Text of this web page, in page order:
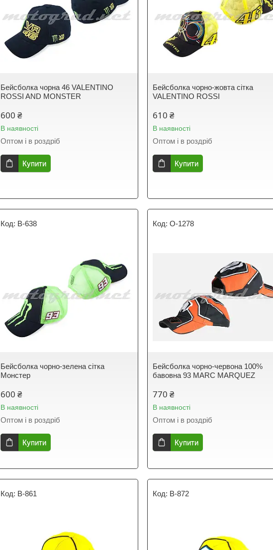
Бейсболка чорна 46 VALENTINO
ROSSI AND MONSTER
600 ₴
В наявності
Оптом і в роздріб
Купити
Бейсболка чорно-жовта сітка
VALENTINO ROSSI
610 ₴
В наявності
Оптом і в роздріб
Купити
B-638
Бейсболка чорно-зелена сітка
Монстер
600 ₴
В наявності
Оптом і в роздріб
Купити
O-1278
Бейсболка чорно-червона 100%
бавовна 93 MARC MARQUEZ
770 ₴
В наявності
Оптом і в роздріб
Купити
B-861 B-872